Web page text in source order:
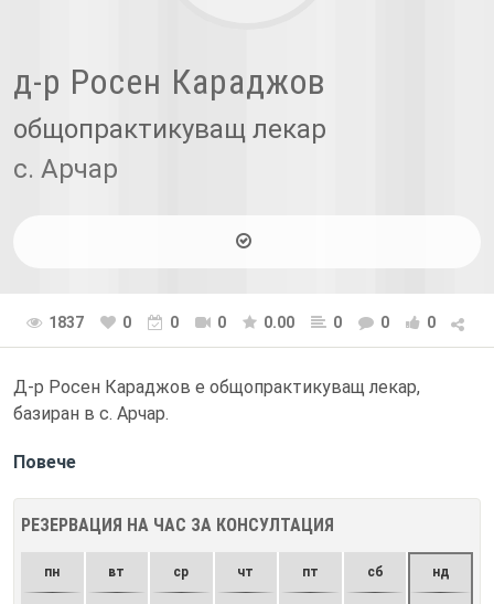
д-р Росен Караджов
общопрактикуващ лекар
с. Арчар
1837 0 0 0 0.00 0 0 0
Д-р Росен Караджов е общопрактикуващ лекар,
базиран в с. Арчар.
Повече
РЕЗЕРВАЦИЯ НА ЧАС ЗА КОНСУЛТАЦИЯ
пн вт ср чт пт сб нд